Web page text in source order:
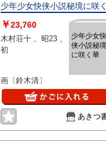
少年少女快侠小説秘境に咲
少年少女快
侠小説秘境
に咲く華
￥23,760
木村荘十 、昭23 、
初
画〔鈴木清〕
あきつ